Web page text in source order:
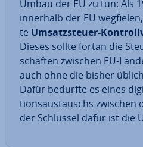
Umbau der EU zu tun: Als
innerhalb der EU
te Um­satz­steu­er-
Dieses sollte fortan die
schäf­ten zwischen EU-
auch ohne die bisher
Dafür bedurfte es eines
ti­ons­aus­tauschs zwischen
der Schlüssel dafür ist die